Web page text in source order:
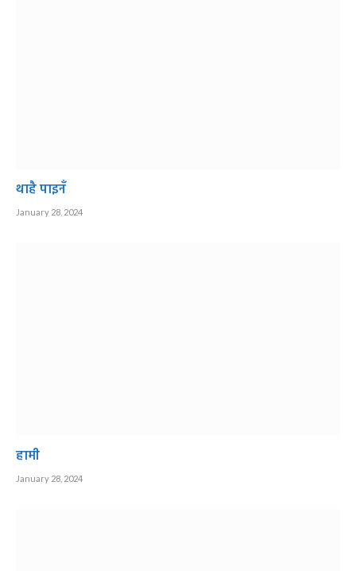
थाहै पाइनँ
January 28, 2024
हामी
January 28, 2024